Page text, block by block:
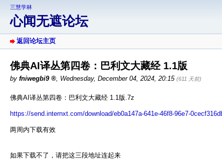
三慧学林
心闻无遮论坛
返回论坛主页
佛典AI译丛第四卷：巴利文大藏经 1.1版
by fniwegbi9 , Wednesday, December 04, 2024, 20:15 (611 天前)
佛典AI译丛第四卷：巴利文大藏经 1.1版.7z
https://send.internxt.com/download/eb0a147a-641e-46f8-96e7-
两周内下载有效
如果下载不了，请把这三段地址连起来